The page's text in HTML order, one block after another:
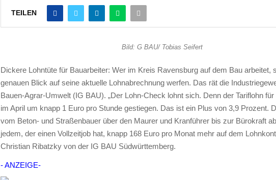
TEILEN
Bild: G BAU/ Tobias Seifert
Dickere Lohntüte für Bauarbeiter: Wer im Kreis Ravensburg auf dem Bau arbeitet,
genauen Blick auf seine aktuelle Lohnabrechnung werfen. Das rät die
Bauen-Agrar-Umwelt (IG BAU). „Der Lohn-Check lohnt sich. Denn der Tariflohn
im April um knapp 1 Euro pro Stunde gestiegen. Das ist ein Plus von 3,9 Prozent.
vom Beton- und Straßenbauer über den Maurer und Kranführer bis zur Bürokraft
jedem, der einen Vollzeitjob hat, knapp 168 Euro pro Monat mehr auf dem
Christian Ribatzky von der IG BAU Südwürttemberg.
- ANZEIGE-